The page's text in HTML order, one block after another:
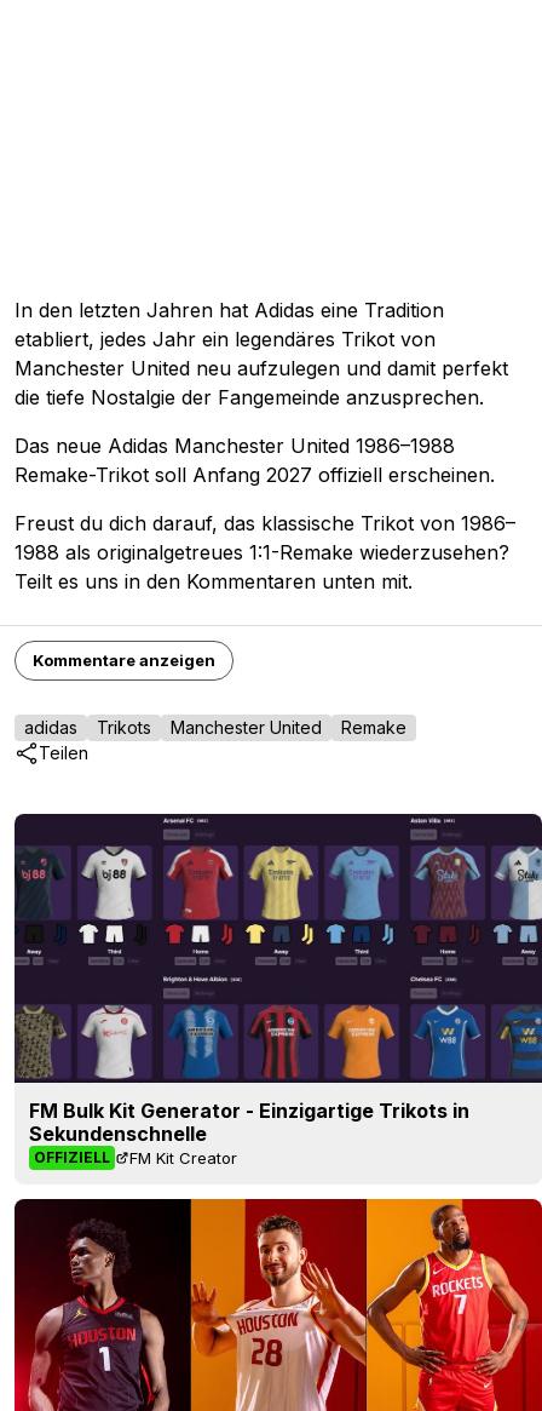
In den letzten Jahren hat Adidas eine Tradition
etabliert, jedes Jahr ein legendäres Trikot von
Manchester United neu aufzulegen und damit perfekt
die tiefe Nostalgie der Fangemeinde anzusprechen.
Das neue Adidas Manchester United 1986–1988
Remake-Trikot soll Anfang 2027 offiziell erscheinen.
Freust du dich darauf, das klassische Trikot von 1986–
1988 als originalgetreues 1:1-Remake wiederzusehen?
Teilt es uns in den Kommentaren unten mit.
Kommentare anzeigen
adidas Trikots Manchester United
Remake
Teilen
FM Bulk Kit Generator - Einzigartige Trikots in
Sekundenschnelle
OFFIZIELL FM Kit Creator